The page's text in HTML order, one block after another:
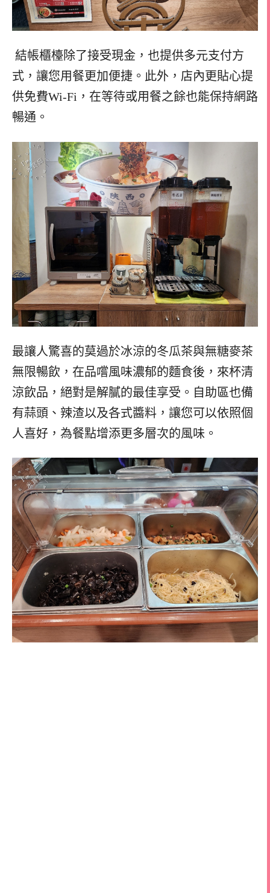
結帳櫃檯除了接受現金，也提供多元支付方
式，讓您用餐更加便捷。此外，店內更貼心提
供免費Wi-Fi，在等待或用餐之餘也能保持網路
暢通。
最讓人驚喜的莫過於冰涼的冬瓜茶與無糖麥茶
無限暢飲，在品嚐風味濃郁的麵食後，來杯清
涼飲品，絕對是解膩的最佳享受。自助區也備
有蒜頭、辣渣以及各式醬料，讓您可以依照個
人喜好，為餐點增添更多層次的風味。